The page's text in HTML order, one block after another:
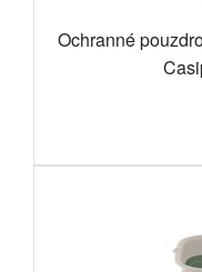
Ochranné